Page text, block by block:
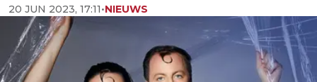
20 JUN 2023, 17:11•NIEUWS